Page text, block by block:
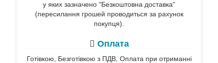
у яких зазначено "Безкоштовна доставка"
(пересилання грошей проводиться за рахунок
покупця).
Оплата
Готівкою, Безготівкою з ПДВ, Оплата при отриманні